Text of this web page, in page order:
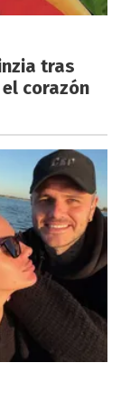
tras
corazón